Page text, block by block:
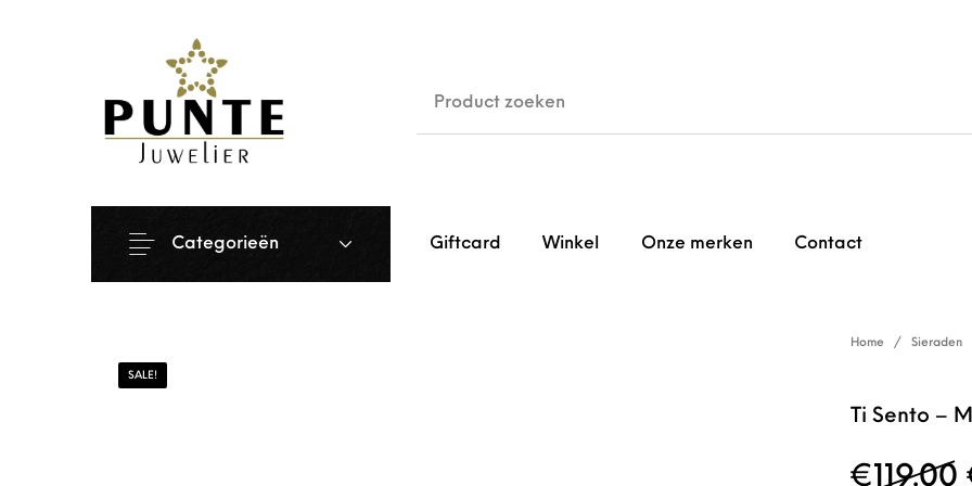
Giftcard Winkel Onze merken Contact
Categorieën
SALE!
Home / Sieraden
Ti Sento –
€ 119.00